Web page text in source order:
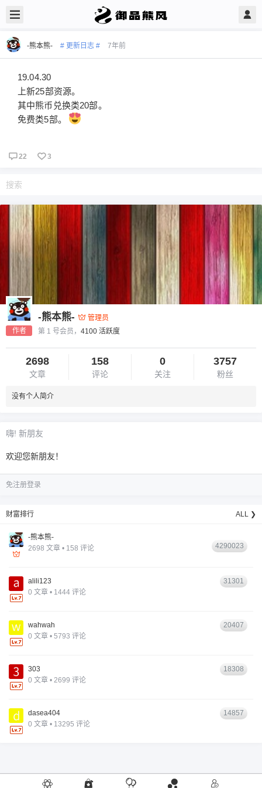
-熊本熊- # 更新日志 # 7年前
19.04.30
上新25部资源。
其中熊币兑换类20部。
免费类5部。
22 3
作者
-熊本熊-
管理员
第 1 号会员， 4100 活跃度
2698
文章
158
评论
0
关注
3757
粉丝
没有个人简介
嗨! 新朋友
欢迎您新朋友！
免注册登录
财富排行 ALL ❯
-熊本熊-
2698 文章 • 158 评论
4290023
alili123
0 文章 • 1444 评论
31301
wahwah
0 文章 • 5793 评论
20407
303
0 文章 • 2699 评论
18308
dasea404
0 文章 • 13295 评论
14857